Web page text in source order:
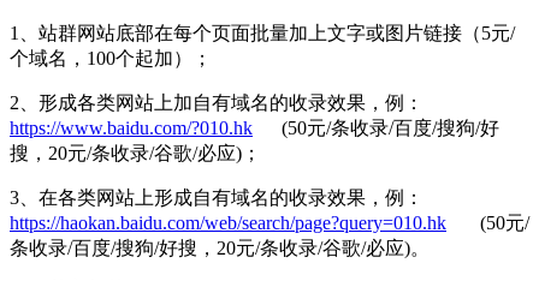
1、站群网站底部在每个页面批量加上文字或图片链接（5元/
个域名，100个起加）；
2、形成各类网站上加自有域名的收录效果，例：
https://www.baidu.com/?010.hk (50元/条收录/百度/搜狗/好
搜，20元/条收录/谷歌/必应)；
3、在各类网站上形成自有域名的收录效果，例：
https://haokan.baidu.com/web/search/page?query=010.hk (50元/
条收录/百度/搜狗/好搜，20元/条收录/谷歌/必应)。